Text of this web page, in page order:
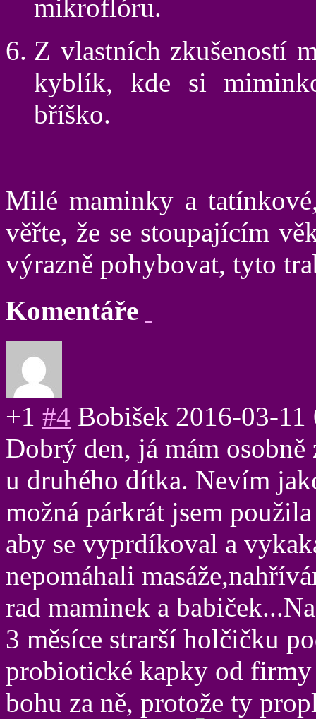
mikroflóru.
Z vlastních zkušeností
kyblík, kde si
bříško.
Milé maminky a
věřte, že se stoupajícím
výrazně pohybovat, tyto
Komentáře
+1 #4 Bobišek 2016-03-11
Dobrý den, já mám
u druhého dítka. Nevím
možná párkrát jsem
aby se vyprdíkoval a
nepomáhali
rad maminek a
3 měsíce strarší holčičku
probiotické kapky od
bohu za ně, protože ty